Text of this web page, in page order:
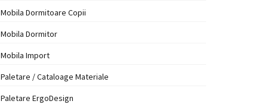
Mobila Dormitoare Copii
Mobila Dormitor
Mobila Import
Paletare / Cataloage Materiale
Paletare ErgoDesign